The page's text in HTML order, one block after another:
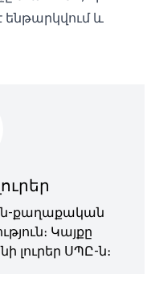
և
քաղաքական
Կայքը
լուրեր ՍՊԸ-ն։